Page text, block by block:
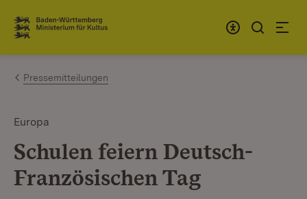
Zum Inhalt springen
Link zur Startseite
Pressemitteilungen
Europa
Schulen feiern Deutsch-
Französischen Tag